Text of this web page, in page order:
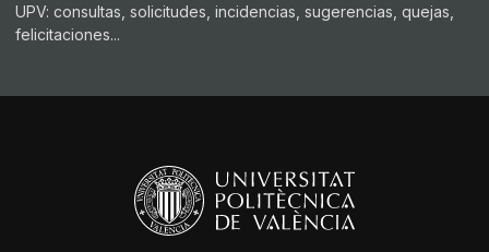
UPV: consultas, solicitudes, incidencias, sugerencias, quejas,
felicitaciones...